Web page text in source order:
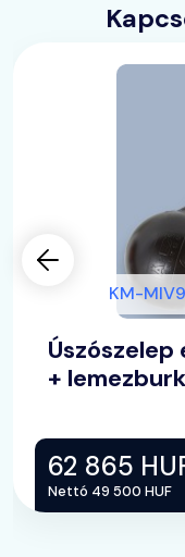
KM-
+
62 865
Nettó 49 500 HUF